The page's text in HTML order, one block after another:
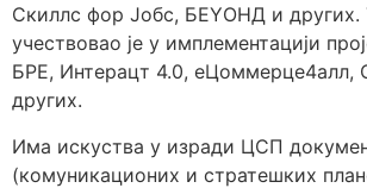
Скиллс фор Јобс, БЕYОНД и других.
учествовао је у имплементацији
БРЕ, Интерацт 4.0, еЦоммерце4алл,
других.
Има искуства у изради ЦСП
(комуникационих и стратешких